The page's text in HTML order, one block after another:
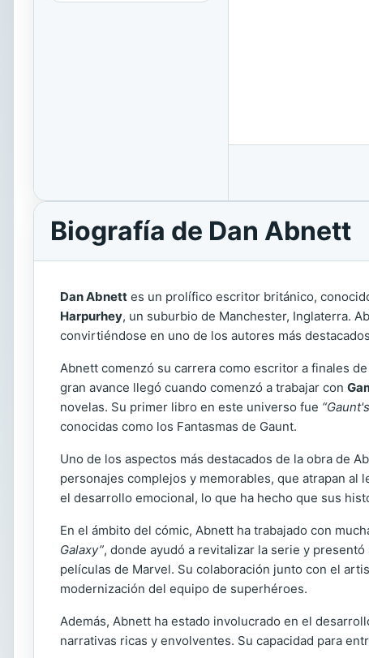
Biografía de Dan Abnett
Dan Abnett es un prolífico escritor británico,
Harpurhey, un suburbio de Manchester, Inglaterra.
convirtiéndose en uno de los autores más
Abnett comenzó su carrera como escritor a finales
gran avance llegó cuando comenzó a trabajar con
novelas. Su primer libro en este universo fue
conocidas como los Fantasmas de Gaunt.
Uno de los aspectos más destacados de la obra de
personajes complejos y memorables, que atrapan
el desarrollo emocional, lo que ha hecho que sus
En el ámbito del cómic, Abnett ha trabajado con
Galaxy”, donde ayudó a revitalizar la serie y
películas de Marvel. Su colaboración junto con el
modernización del equipo de superhéroes.
Además, Abnett ha estado involucrado en el
narrativas ricas y envolventes. Su capacidad para